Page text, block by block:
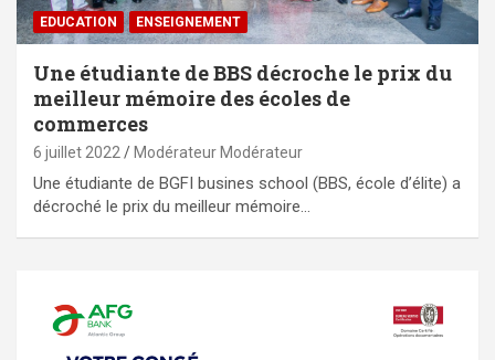
EDUCATION ENSEIGNEMENT
Une étudiante de BBS décroche le prix du
meilleur mémoire des écoles de
commerces
6 juillet 2022 Modérateur Modérateur
Une étudiante de BGFI busines school (BBS, école d’élite) a
décroché le prix du meilleur mémoire…